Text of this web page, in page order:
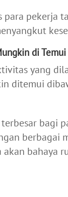
pekerja
di
yang
ditemui
bagi
berbagai
bahaya